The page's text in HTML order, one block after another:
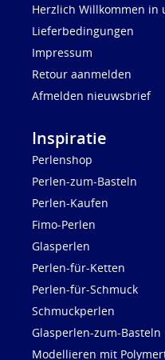
Herzlich Willkommen in
Lieferbedingungen
Impressum
Retour aanmelden
Afmelden nieuwsbrief
Inspiratie
Perlenshop
Perlen-zum-Basteln
Perlen-Kaufen
Fimo-Perlen
Glasperlen
Perlen-für-Ketten
Perlen-für-Schmuck
Schmuckperlen
Glasperlen-zum-Basteln
Modellieren mit